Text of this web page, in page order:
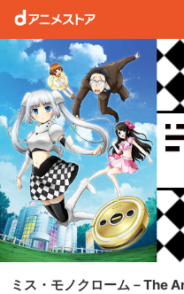
ミス・モノクローム－The